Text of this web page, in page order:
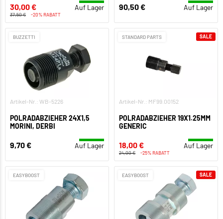
30,00 € Auf Lager
37,50 € -20% RABATT
90,50 € Auf Lager
BUZZETTI
Artikel-Nr.: WB-5226
POLRADABZIEHER 24X1,5
MORINI, DERBI
9,70 € Auf Lager
STANDARD PARTS
Artikel-Nr.: MF99.00152
POLRADABZIEHER 19X1.25MM
GENERIC
18,00 € Auf Lager
24,00 € -25% RABATT
SALE
EASYBOOST EASYBOOST SALE